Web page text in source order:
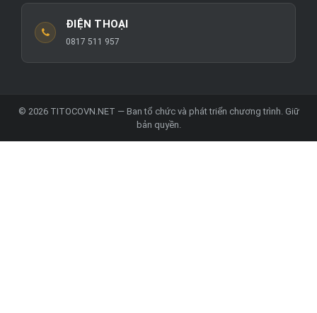
ĐIỆN THOẠI
0817 511 957
© 2026 TITOCOVN.NET — Ban tổ chức và phát triển chương trình. Giữ
bản quyền.